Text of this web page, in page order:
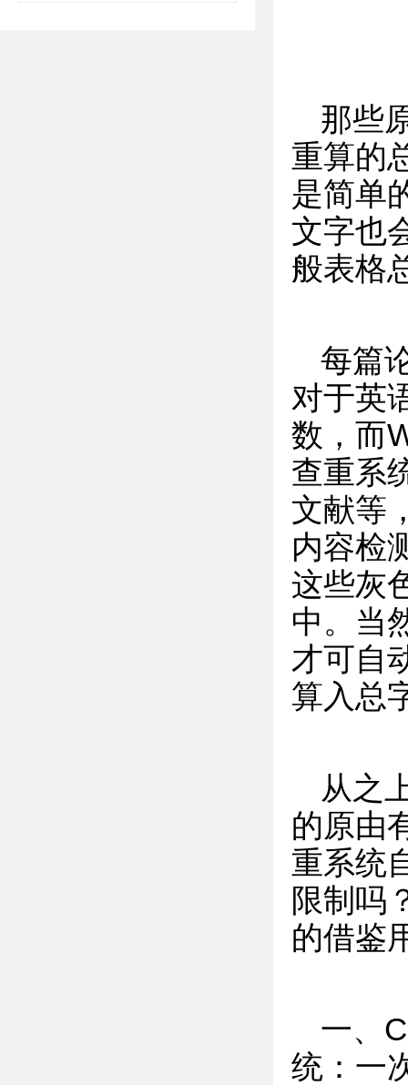
那些
重算的
是简单
文字也
般表格
每篇
对于英
数，而
查重系
文献等
内容检
这些灰
中。当
才可自
算入总
从之
的原由
重系统
限制吗
的借鉴
一、
统：一